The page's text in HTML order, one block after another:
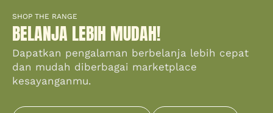
SHOP THE RANGE
BELANJA LEBIH MUDAH!
Dapatkan pengalaman berbelanja lebih cepat
dan mudah diberbagai marketplace
kesayanganmu.